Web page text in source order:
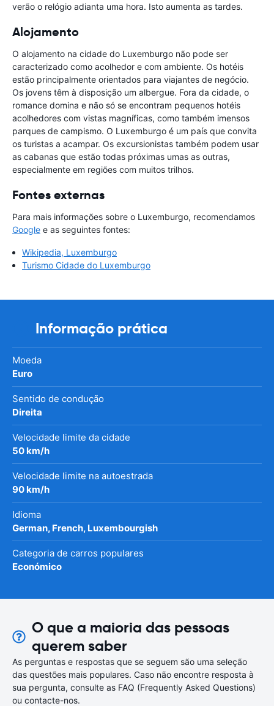
verão o relógio adianta uma hora. Isto aumenta as tardes.
Alojamento
O alojamento na cidade do Luxemburgo não pode ser
caracterizado como acolhedor e com ambiente. Os hotéis
estão principalmente orientados para viajantes de negócio.
Os jovens têm à disposição um albergue. Fora da cidade, o
romance domina e não só se encontram pequenos hotéis
acolhedores com vistas magníficas, como também imensos
parques de campismo. O Luxemburgo é um país que convita
os turistas a acampar. Os excursionistas também podem usar
as cabanas que estão todas próximas umas as outras,
especialmente em regiões com muitos trilhos.
Fontes externas
Para mais informações sobre o Luxemburgo, recomendamos
Google e as seguintes fontes:
Wikipedia, Luxemburgo
Turismo Cidade do Luxemburgo
Informação prática
Moeda
Euro
Sentido de condução
Direita
Velocidade limite da cidade
50 km/h
Velocidade limite na autoestrada
90 km/h
Idioma
German, French, Luxembourgish
Categoria de carros populares
Económico
O que a maioria das pessoas
querem saber
As perguntas e respostas que se seguem são uma seleção
das questões mais populares. Caso não encontre resposta à
sua pergunta, consulte as FAQ (Frequently Asked Questions)
ou contacte-nos.